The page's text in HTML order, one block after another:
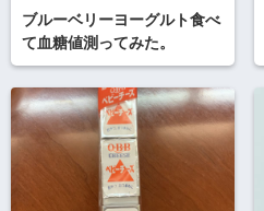
ブルーベリーヨーグルト食べ
て血糖値測ってみた。